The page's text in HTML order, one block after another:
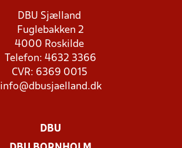
DBU Sjælland
Fuglebakken 2
4000 Roskilde
Telefon: 4632 3366
CVR: 6369 0015
info@dbusjaelland.dk
DBU